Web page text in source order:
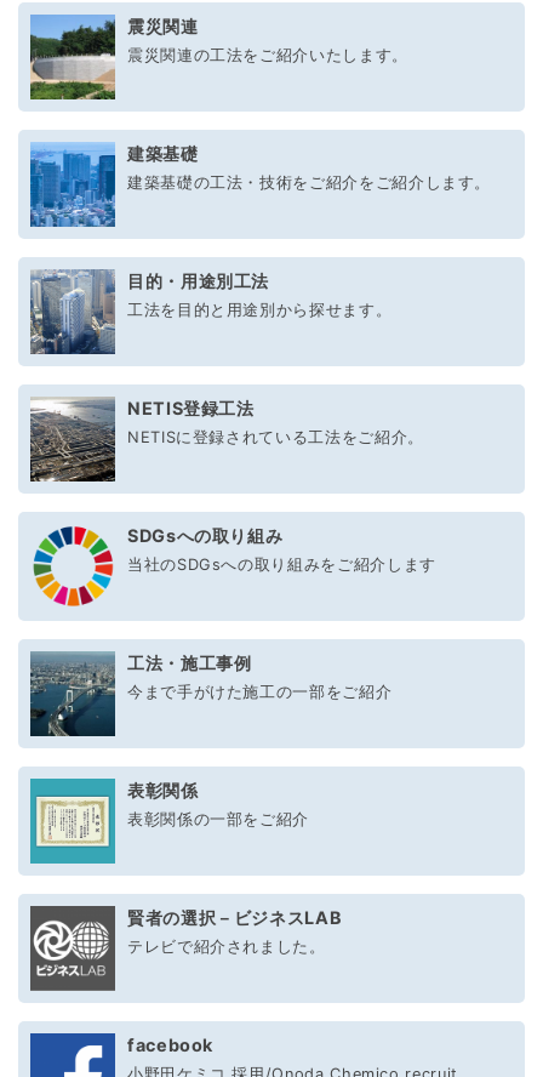
震災関連
震災関連の工法をご紹介いたします。
建築基礎
建築基礎の工法・技術をご紹介をご紹介します。
目的・用途別工法
工法を目的と用途別から探せます。
NETIS登録工法
NETISに登録されている工法をご紹介。
SDGsへの取り組み
当社のSDGsへの取り組みをご紹介します
工法・施工事例
今まで手がけた施工の一部をご紹介
表彰関係
表彰関係の一部をご紹介
賢者の選択－ビジネスLAB
テレビで紹介されました。
facebook